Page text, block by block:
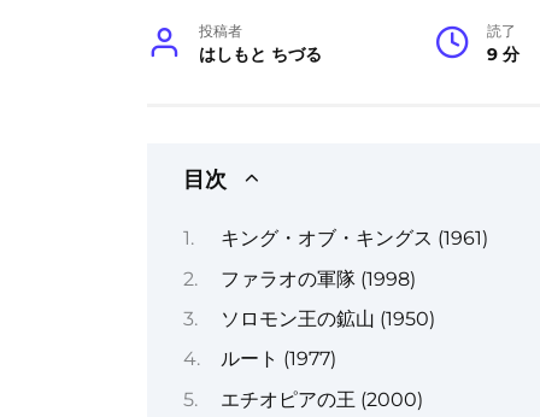
投稿者
はしもと ちづる
読了
9 分
目次
キング・オブ・キングス (1961)
ファラオの軍隊 (1998)
ソロモン王の鉱山 (1950)
ルート (1977)
エチオピアの王 (2000)